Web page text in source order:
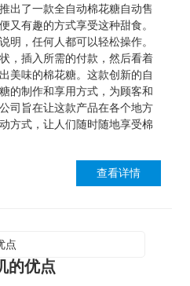
出了一款全自动棉花糖自动售
又有趣的方式享受这种甜食。
明，任何人都可以轻松操作。
，插入所需的付款，然后看着
美味的棉花糖。这款创新的自
的制作和享用方式，为顾客和
司旨在让这款产品在各个地方
方式，让人们随时随地享受棉
查看详情
的优点